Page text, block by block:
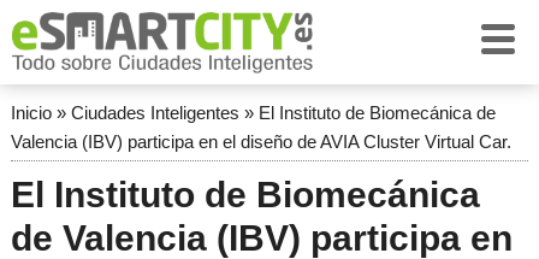
Inicio» Ciudades Inteligentes » El Instituto de Biomecánica de
Valencia (IBV) participa en el diseño de AVIA Cluster Virtual Car.
El Instituto de Biomecánica
de Valencia (IBV) participa en